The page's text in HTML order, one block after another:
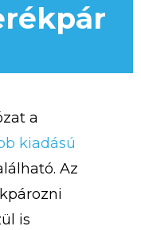
a
kiadású
Az
is